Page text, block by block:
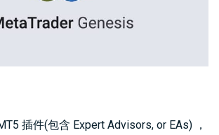
插件(包含 Expert Advisors, or EAs) ，